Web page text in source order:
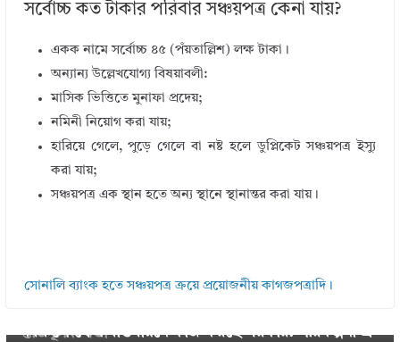
সর্বোচ্চ কত টাকার পরিবার সঞ্চয়পত্র কেনা যায়?
একক নামে সর্বোচ্চ ৪৫ (পঁয়তাল্লিশ) লক্ষ টাকা।
অন্যান্য উল্লেখযোগ্য বিষয়াবলী:
মাসিক ভিত্তিতে মুনাফা প্রদেয়;
নমিনী নিয়োগ করা যায়;
হারিয়ে গেলে, পুড়ে গেলে বা নষ্ট হলে ডুপ্লিকেট সঞ্চয়পত্র ইস্যু
করা যায়;
সঞ্চয়পত্র এক স্থান হতে অন্য স্থানে স্থানান্তর করা যায়।
সোনালি ব্যাংক হতে সঞ্চয়পত্র ক্রয়ে প্রয়োজনীয় কাগজপত্রাদি।
← Previous
স্তুতিমূলক সভা
নবম পে-স্কেল বাস্তবায়নে কাজ করছে সরকার: পরিকল্পনা প্র